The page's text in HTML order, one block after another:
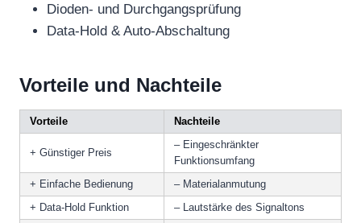
Dioden- und Durchgangsprüfung
Data-Hold & Auto-Abschaltung
Vorteile und Nachteile
Vorteile Nachteile
+ Günstiger Preis
– Eingeschränkter
Funktionsumfang
+ Einfache Bedienung
– Materialanmutung
+ Data-Hold Funktion
– Lautstärke des Signaltons